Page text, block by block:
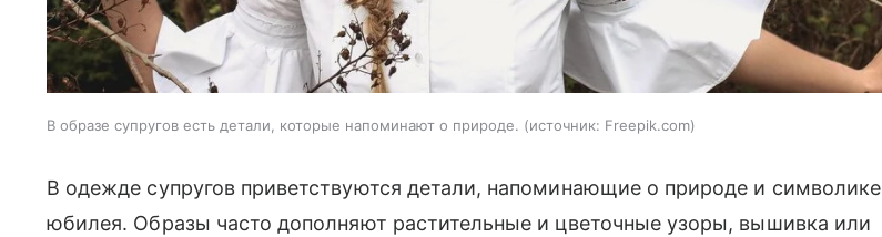
В образе супругов есть детали, которые напоминают о природе. источник: Freepik.com
В одежде супругов приветствуются детали, напоминающие о природе и символике
юбилея. Образы часто дополняют растительные и цветочные узоры, вышивка или